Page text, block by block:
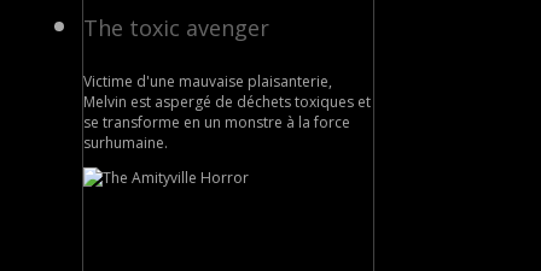
The toxic avenger
Victime d'une mauvaise plaisanterie,
Melvin est aspergé de déchets toxiques et
se transforme en un monstre à la force
surhumaine.